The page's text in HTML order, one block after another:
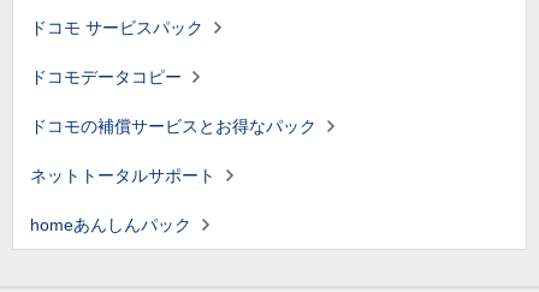
ドコモ サービスパック
ドコモデータコピー
ドコモの補償サービスとお得なパック
ネットトータルサポート
homeあんしんパック